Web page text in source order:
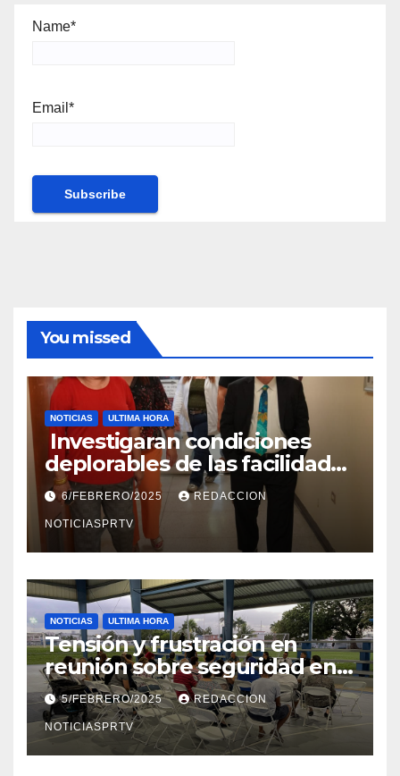
Name*
Email*
You missed
NOTICIAS ULTIMA HORA
Investigaran condiciones
deplorables de las facilidades
el Departamento de la Salud
en Mayagüez
6/FEBRERO/2025 REDACCION
NOTICIASPRTV
NOTICIAS ULTIMA HORA
Tensión y frustración en
reunión sobre seguridad en
Reparto Metropolitano
5/FEBRERO/2025 REDACCION
NOTICIASPRTV